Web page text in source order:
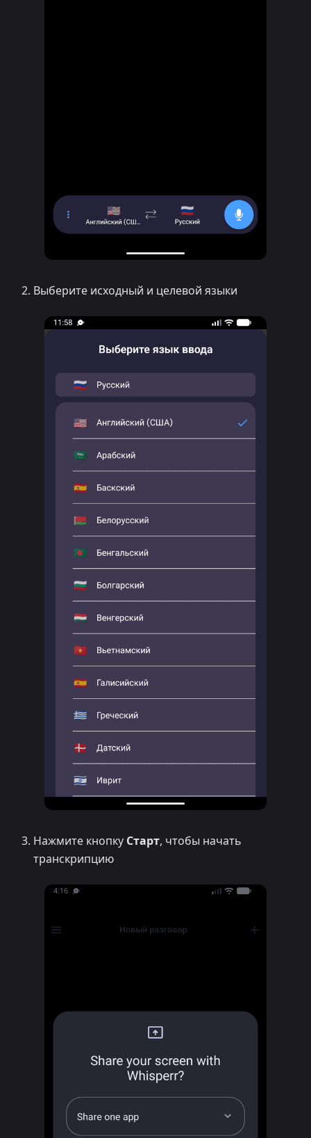
Выберите исходный и целевой языки
Нажмите кнопку Старт, чтобы начать
транскрипцию